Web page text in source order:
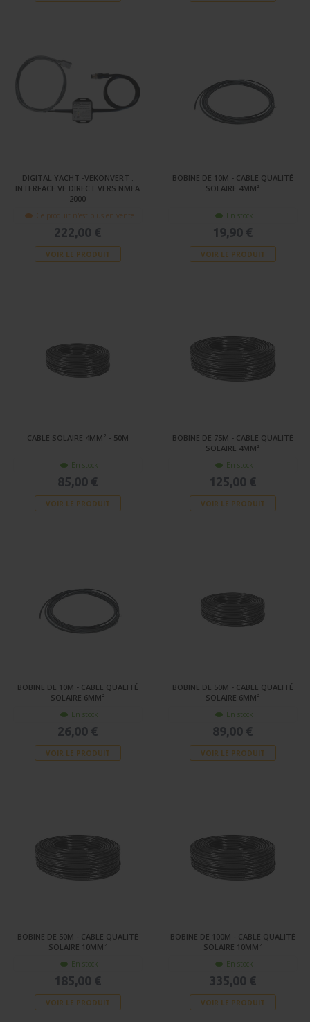
DIGITAL YACHT -VEKONVERT :
INTERFACE VE.DIRECT VERS NMEA
2000
Ce produit n'est plus en vente
222,00 €
VOIR LE PRODUIT
BOBINE DE 10M - CABLE QUALITÉ
SOLAIRE 4MM²
En stock
19,90 €
VOIR LE PRODUIT
CABLE SOLAIRE 4MM² - 50M
En stock
85,00 €
VOIR LE PRODUIT
BOBINE DE 75M - CABLE QUALITÉ
SOLAIRE 4MM²
En stock
125,00 €
VOIR LE PRODUIT
BOBINE DE 10M - CABLE QUALITÉ
SOLAIRE 6MM²
En stock
26,00 €
VOIR LE PRODUIT
BOBINE DE 50M - CABLE QUALITÉ
SOLAIRE 6MM²
En stock
89,00 €
VOIR LE PRODUIT
BOBINE DE 50M - CABLE QUALITÉ
SOLAIRE 10MM²
En stock
185,00 €
VOIR LE PRODUIT
BOBINE DE 100M - CABLE QUALITÉ
SOLAIRE 10MM²
En stock
335,00 €
VOIR LE PRODUIT